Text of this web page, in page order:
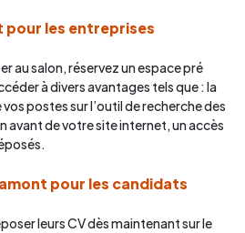
pour les entreprises
au salon, réservez un espace pré
à divers avantages tels que : la
postes sur l’outil de recherche des
avant de votre site internet, un accès
pour les candidats
leurs CV dès maintenant sur le